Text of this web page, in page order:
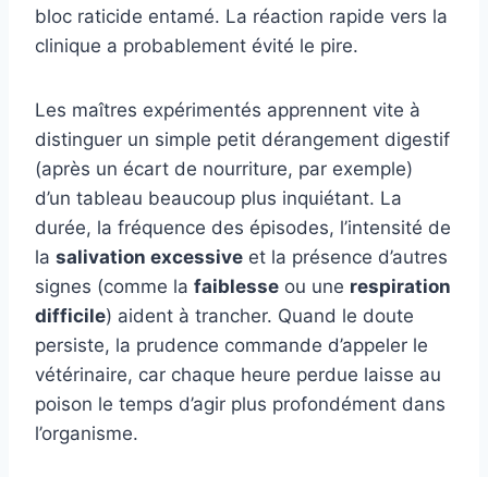
bloc raticide entamé. La réaction rapide vers la
clinique a probablement évité le pire.
Les maîtres expérimentés apprennent vite à
distinguer un simple petit dérangement digestif
(après un écart de nourriture, par exemple)
d’un tableau beaucoup plus inquiétant. La
durée, la fréquence des épisodes, l’intensité de
la salivation excessive et la présence d’autres
signes (comme la faiblesse ou une respiration
difficile) aident à trancher. Quand le doute
persiste, la prudence commande d’appeler le
vétérinaire, car chaque heure perdue laisse au
poison le temps d’agir plus profondément dans
l’organisme.